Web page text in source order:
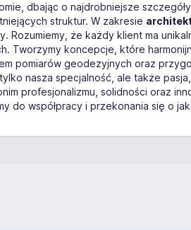
dbając o najdrobniejsze
struktur. W zakresie
że każdy klient ma
koncepcje, które
pomiarów geodezyjnych oraz
nasza specjalność, ale także
profesjonalizmu, solidności oraz
współpracy i przekonania się o